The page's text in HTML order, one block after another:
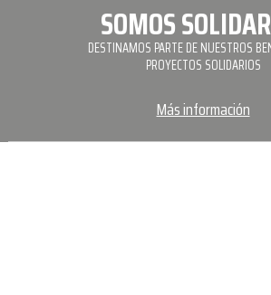
SOMOS
DESTINAMOS PARTE DE NUESTROS
PROYECTOS SOLIDARIOS
Más información